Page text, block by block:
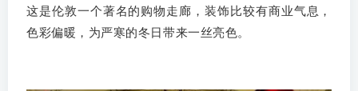
这是伦敦一个著名的购物走廊，装饰比较有商业气息，
色彩偏暖，为严寒的冬日带来一丝亮色。